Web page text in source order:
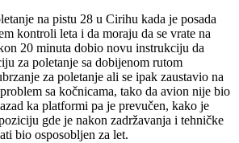
na pistu 28 u Cirihu kada je posada
kontroli leta i da moraju da se vrate na
20 minuta dobio novu instrukciju da
za poletanje sa dobijenom rutom
za poletanje ali se ipak zaustavio na
sa kočnicama, tako da avion nije bio
ka platformi pa je prevučen, kako je
gde je nakon zadržavanja i tehničke
bio osposobljen za let.